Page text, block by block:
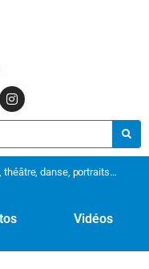
théâtre, danse, portraits…
Vidéos